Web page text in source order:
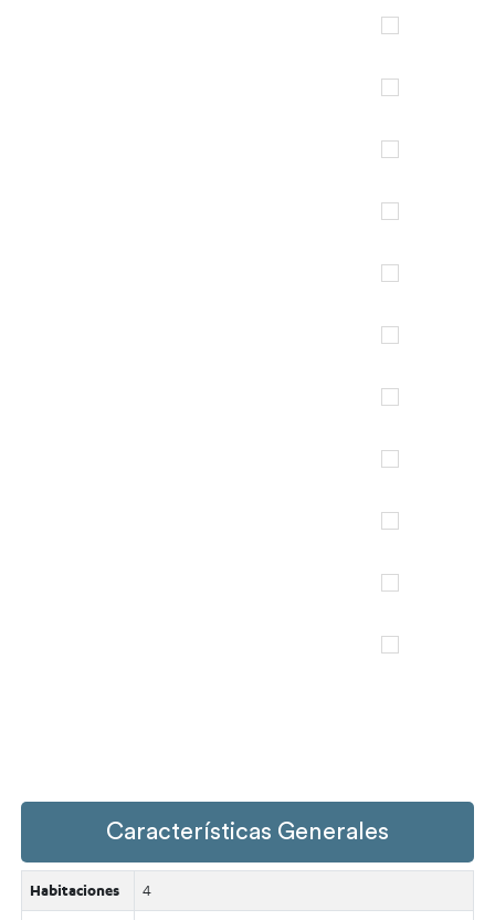
Características Generales
Habitaciones 4